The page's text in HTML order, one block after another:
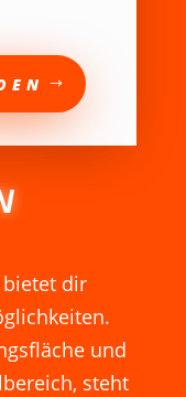
dir
und
steht